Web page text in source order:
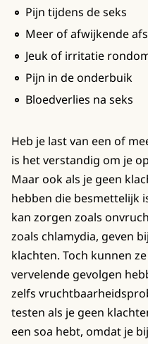
Pijn tijdens de seks
Meer of afwijkende
Jeuk of irritatie
Pijn in de onderbuik
Bloedverlies na seks
Heb je last van een of
is het verstandig om je
Maar ook als je geen
hebben die besmettelijk
kan zorgen zoals
zoals chlamydia, geven
klachten. Toch kunnen
vervelende gevolgen
zelfs
testen als je geen
een soa hebt, omdat je